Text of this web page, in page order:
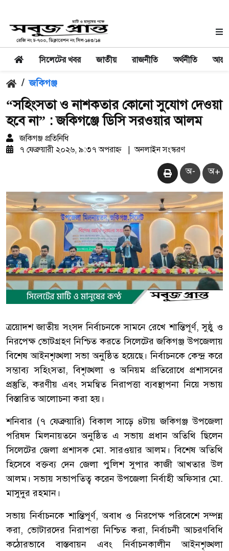
সিলেটের খবর জাতীয় রাজনীতি অর্থনীতি
/ জকিগঞ্জ
“সহিংসতা ও নাশকতার কোনো সুযোগ দেওয়া
হবে না” : জকিগঞ্জে ডিসি সরওয়ার আলম
জকিগঞ্জ প্রতিনিধি
৭ ফেব্রুয়ারী ২০২৬, ৯:৩৭ অপরাহ্ন
অনলাইন সংস্করণ
অ- অ+
ত্রয়োদশ জাতীয় সংসদ নির্বাচনকে সামনে রেখে শান্তিপূর্ণ, সুষ্ঠু ও
নিরপেক্ষ ভোটগ্রহণ নিশ্চিত করতে সিলেটের জকিগঞ্জ উপজেলায়
বিশেষ আইনশৃঙ্খলা সভা অনুষ্ঠিত হয়েছে। নির্বাচনকে কেন্দ্র করে
সম্ভাব্য সহিংসতা, বিশৃঙ্খলা ও অনিয়ম প্রতিরোধে প্রশাসনের
প্রস্তুতি, করণীয় এবং সমন্বিত নিরাপত্তা ব্যবস্থাপনা নিয়ে সভায়
বিস্তারিত আলোচনা করা হয়।
শনিবার (৭ ফেব্রুয়ারি) বিকাল সাড়ে ৪টায় জকিগঞ্জ উপজেলা
পরিষদ মিলনায়তনে অনুষ্ঠিত এ সভায় প্রধান অতিথি ছিলেন
সিলেটের জেলা প্রশাসক মো. সারওয়ার আলম। বিশেষ অতিথি
হিসেবে বক্তব্য দেন জেলা পুলিশ সুপার কাজী আখতার উল
আলম। সভায় সভাপতিত্ব করেন উপজেলা নির্বাহী অফিসার মো.
মাসুদুর রহমান।
সভায় নির্বাচনকে শান্তিপূর্ণ, অবাধ ও নিরপেক্ষ পরিবেশে সম্পন্ন
করা, ভোটারদের নিরাপত্তা নিশ্চিত করা, নির্বাচনী আচরণবিধি
কঠোরভাবে বাস্তবায়ন এবং নির্বাচনকালীন আইনশৃঙ্খলা